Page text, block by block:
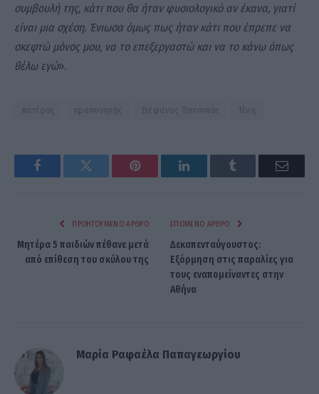
συμβουλή της, κάτι που θα ήταν φυσιολογικό αν έκανα, γιατί
είναι μια σχέση. Ένιωσα όμως πως ήταν κάτι που έπρεπε να
σκεφτώ μόνος μου, να το επεξεργαστώ και να το κάνω όπως
θέλω εγώ».
πατέρας προπονητής Στέφανος Τσιτσιπάς Τένις
FacebookTwitter Pinterest LinkedInTumblr Email
ΠΡΟΗΓΟΎΜΕΝΟ ΆΡΘΡΟ
Μητέρα 5 παιδιών πέθανε μετά
από επίθεση του σκύλου της
ΕΠΌΜΕΝΟ ΆΡΘΡΟ
Δεκαπενταύγουστος:
Εξόρμηση στις παραλίες για
τους εναπομείναντες στην
Αθήνα
Μαρία Ραφαέλα Παπαγεωργίου